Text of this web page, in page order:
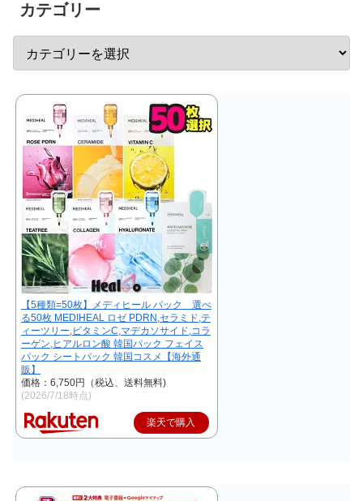
カテゴリー
【5種類=50枚】メディヒール パック 選べ
る50枚 MEDIHEAL ロゼ PDRN,セラミド,テ
ィーツリー,ビタミンC,マデカソサイド,コラ
ーゲン,ヒアルロン酸 韓国パック フェイス
パック シートパック 韓国コスメ【海外通
販】
価格：6,750円（税込、送料無料)
(2026/7/18時点)
楽天で購入